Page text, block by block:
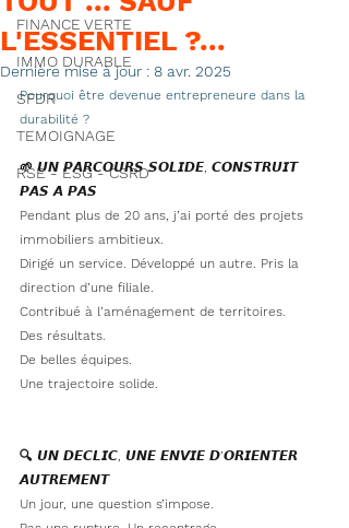
FINANCE VERTE
IMMO DURABLE
SFDR
TEMOIGNAGE
RSE - ESG - CSRD
L'ESSENTIEL ?...
Dernière mise à jour : 8 avr. 2025
Pourquoi être devenue entrepreneure dans la
durabilité ?
🌱 𝙐𝙉 𝙋𝘼𝙍𝘾𝙊𝙐𝙍𝙎 𝙎𝙊𝙇𝙄𝘿𝙀, 𝘾𝙊𝙉𝙎𝙏𝙍𝙐𝙄𝙏
𝙋𝘼𝙎 𝘼 𝙋𝘼𝙎
Pendant plus de 20 ans, j’ai porté des projets
immobiliers ambitieux.
Dirigé un service. Développé un autre. Pris la
direction d’une filiale.
Contribué à l’aménagement de territoires.
Des résultats.
De belles équipes.
Une trajectoire solide.
🔍 𝙐𝙉 𝘿𝙀𝘾𝙇𝙄𝘾, 𝙐𝙉𝙀 𝙀𝙉𝙑𝙄𝙀 𝘿’𝙊𝙍𝙄𝙀𝙉𝙏𝙀𝙍
𝘼𝙐𝙏𝙍𝙀𝙈𝙀𝙉𝙏
Un jour, une question s’impose.